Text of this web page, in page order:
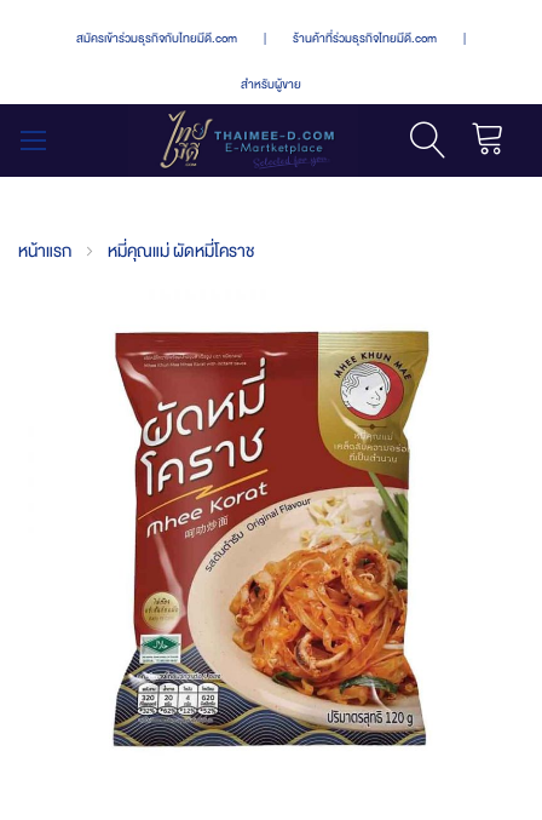
สมัครเข้าร่วมธุรกิจกับไทยมีดี.com | ร้านค้าที่ร่วมธุรกิจไทยมีดี.com |
สำหรับผู้ขาย
หน้าแรก หมี่คุณแม่ ผัดหมี่โคราช